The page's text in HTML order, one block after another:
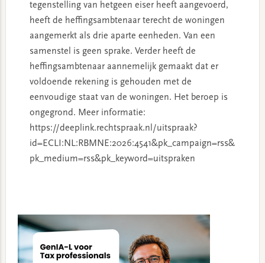
tegenstelling van hetgeen eiser heeft aangevoerd,
heeft de heffingsambtenaar terecht de woningen
aangemerkt als drie aparte eenheden. Van een
samenstel is geen sprake. Verder heeft de
heffingsambtenaar aannemelijk gemaakt dat er
voldoende rekening is gehouden met de
eenvoudige staat van de woningen. Het beroep is
ongegrond. Meer informatie:
https://deeplink.rechtspraak.nl/uitspraak?
id=ECLI:NL:RBMNE:2026:4541&pk_campaign=rss&
pk_medium=rss&pk_keyword=uitspraken
Sidebar